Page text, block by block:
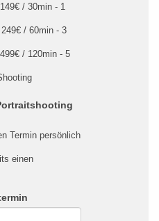
/ 30min - 1
/ 60min - 3
/ 120min - 5
Termin persönlich
einen